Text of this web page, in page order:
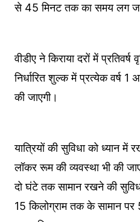
से 45 मिनट तक का समय लग
वीडीए ने किराया दरों में प्रतिवर्ष
निर्धारित शुल्क में प्रत्येक वर्ष
की जाएगी।
यात्रियों की सुविधा को ध्यान
लॉकर रूम की व्यवस्था भी की
दो घंटे तक सामान रखने की
15 किलोग्राम तक के सामान